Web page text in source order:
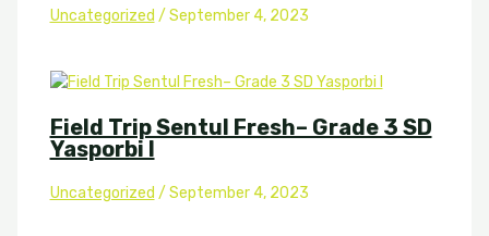
Uncategorized / September 4, 2023
Field Trip Sentul Fresh– Grade 3 SD
Yasporbi I
Uncategorized / September 4, 2023